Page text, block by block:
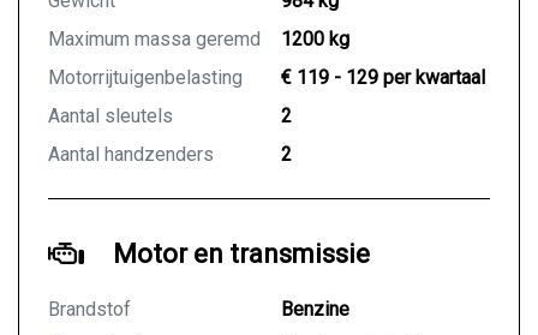
Maximum massa geremd
1200 kg
Motorrijtuigenbelasting
€ 119 - 129 per kwartaal
Aantal sleutels
2
Aantal handzenders
2
Motor en transmissie
Brandstof
Benzine